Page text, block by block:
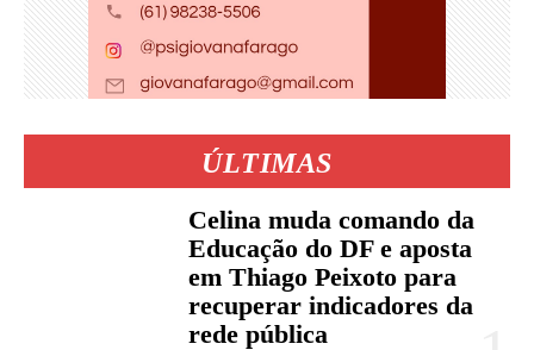
ÚLTIMAS
Celina muda comando da
Educação do DF e aposta
em Thiago Peixoto para
recuperar indicadores da
rede pública